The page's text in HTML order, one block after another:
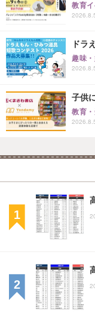
教育
ドラ
趣味
子供
教育